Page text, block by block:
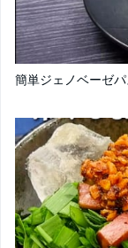
簡単ジェノベーゼ